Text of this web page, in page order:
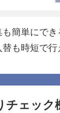
簡単にでき
も時短で行
チェック